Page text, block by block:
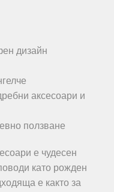
дизайн
аксесоари и
ползване
е чудесен
като рожден
е както за